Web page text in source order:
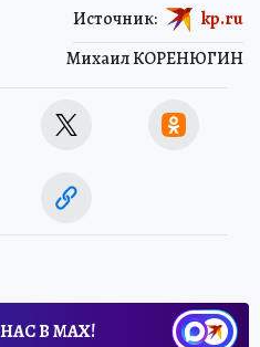
Михаил КОРЕНЮГИН
Источник: kp.ru
В МАХ!